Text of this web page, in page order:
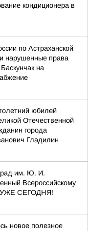
кондиционера в
по Астраханской
нарушенные права
на
юбилей
Отечественной
города
Гладилин
им. Ю. И.
Всероссийскому
УЖЕ СЕГОДНЯ!
новое полезное